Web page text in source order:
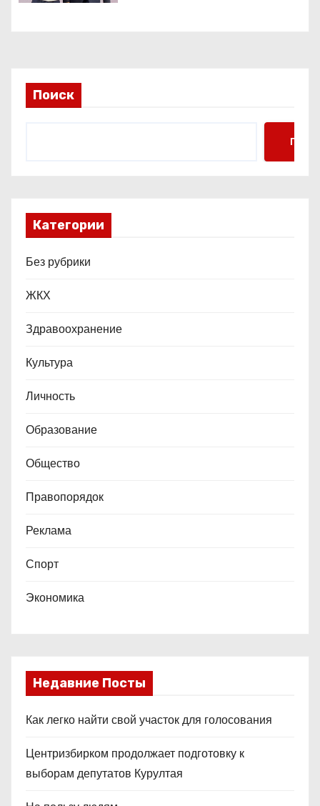
с
яПоиск
Поиск
Категории
Без рубрики
ЖКХ
Здравоохранение
Культура
Личность
Образование
Общество
Правопорядок
Реклама
Спорт
Экономика
Недавние Посты
Как легко найти свой участок для голосования
Центризбирком продолжает подготовку к
выборам депутатов Курултая